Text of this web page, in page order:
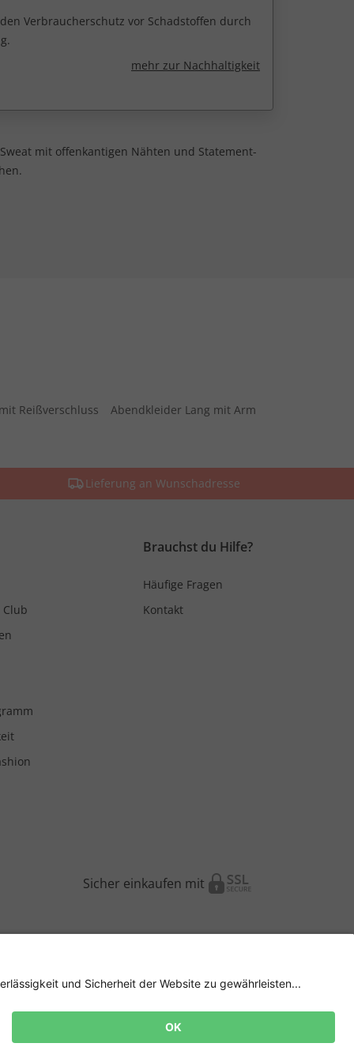
Verbraucherschutz vor Schadstoffen durch
mehr zur Nachhaltigkeit
mit offenkantigen Nähten und Statement-
Reißverschluss Abendkleider Lang mit Arm
Lieferung an Wunschadresse
Club
Brauchst du Hilfe?
Häufige Fragen
Kontakt
Sicher einkaufen mit